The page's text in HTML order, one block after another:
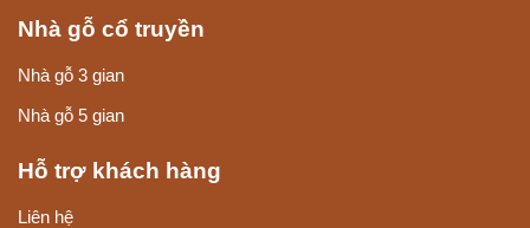
Nhà gỗ cổ truyền
Nhà gỗ 3 gian
Nhà gỗ 5 gian
Hỗ trợ khách hàng
Liên hệ